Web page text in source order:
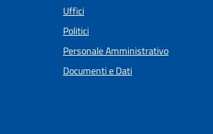
Uffici
Politici
Personale Amministrativo
Documenti e Dati